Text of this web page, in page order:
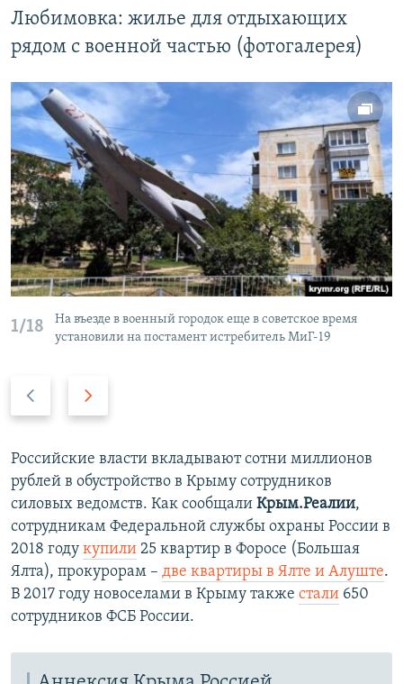
Любимовка: жилье для отдыхающих
рядом с военной частью (фотогалерея)
1/18
На въезде в военный городок еще в советское время
установили на постамент истребитель МиГ-19
д
ы
д
у
щ
и
й
с
а
д
у
ю
щ
и
й
с
л
й
д
Российские власти вкладывают сотни миллионов
рублей в обустройство в Крыму сотрудников
силовых ведомств. Как сообщали Крым.Реалии,
сотрудникам Федеральной службы охраны России в
2018 году купили 25 квартир в Форосе (Большая
Ялта), прокурорам – две квартиры в Ялте и Алуште.
В 2017 году новоселами в Крыму также стали 650
сотрудников ФСБ России.